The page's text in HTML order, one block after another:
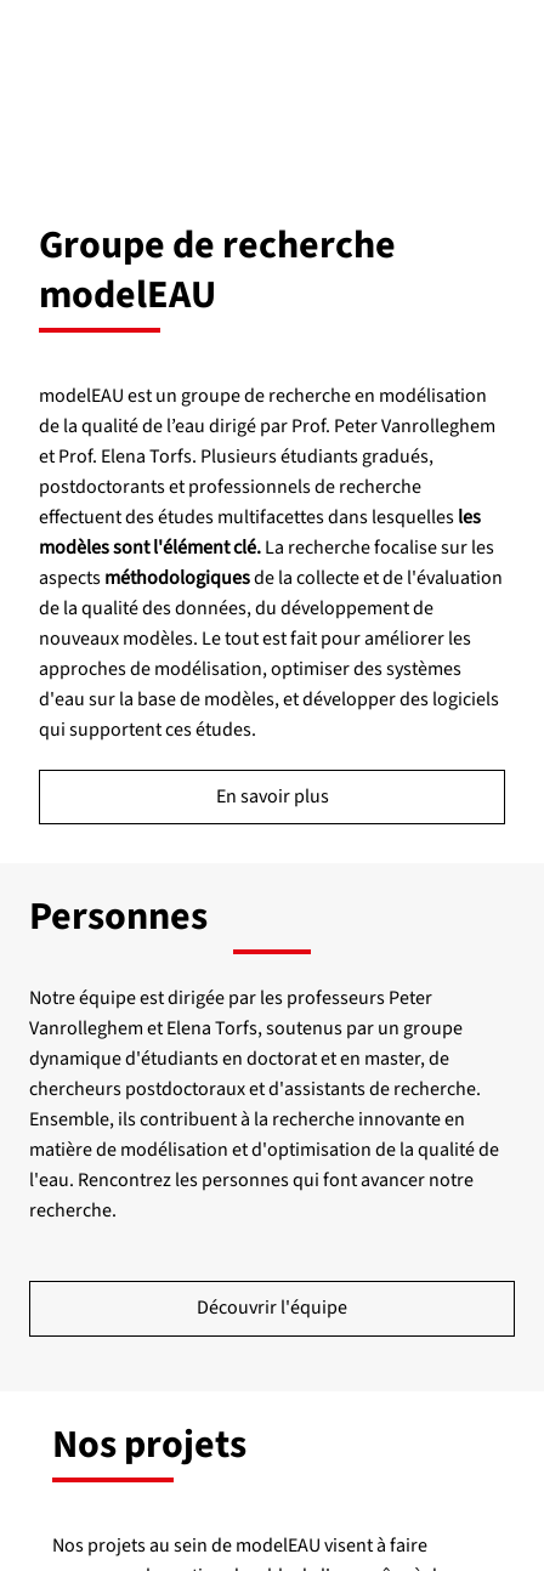
Groupe de recherche
modelEAU
modelEAU est un groupe de recherche en modélisation
de la qualité de l’eau dirigé par Prof. Peter Vanrolleghem
et Prof. Elena Torfs. Plusieurs étudiants gradués,
postdoctorants et professionnels de recherche
effectuent des études multifacettes dans lesquellesles
modèles sont l'élément clé.La recherche focalise sur les
aspectsméthodologiquesde la collecte et de l'évaluation
de la qualité des données, du développement de
nouveaux modèles. Le tout est fait pour améliorer les
approches de modélisation, optimiser des systèmes
d'eau sur la base de modèles, et développer des logiciels
qui supportent ces études.
En savoir plus
Personnes
Notre équipe est dirigée par les professeurs Peter
Vanrolleghem et Elena Torfs, soutenus par un groupe
dynamique d'étudiants en doctorat et en master, de
chercheurs postdoctoraux et d'assistants de recherche.
Ensemble, ils contribuent à la recherche innovante en
matière de modélisation et d'optimisation de la qualité de
l'eau. Rencontrez les personnes qui font avancer notre
recherche.
Découvrir l'équipe
Nos projets
Nos projets au sein de modelEAU visent à faire